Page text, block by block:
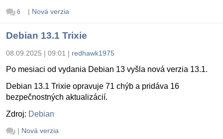
6 | Nová verzia
Debian 13.1 Trixie
08.09.2025 | 09:01 | redhawk1975
Po mesiaci od vydania Debian 13 vyšla nová verzia 13.1.
Debian 13.1 Trixie opravuje 71 chýb a pridáva 16
bezpečnostných aktualizácií.
Zdroj: Debian
| Nová verzia